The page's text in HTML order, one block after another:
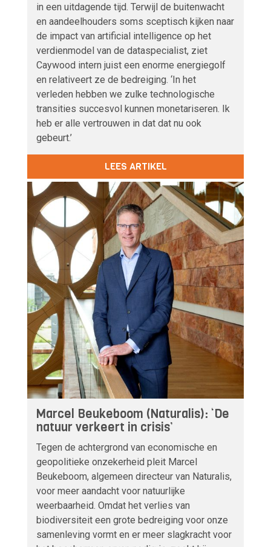
in een uitdagende tijd. Terwijl de buitenwacht
en aandeelhouders soms sceptisch kijken naar
de impact van artificial intelligence op het
verdienmodel van de dataspecialist, ziet
Caywood intern juist een enorme energiegolf
en relativeert ze de bedreiging. ‘In het
verleden hebben we zulke technologische
transities succesvol kunnen monetariseren. Ik
heb er alle vertrouwen in dat dat nu ook
gebeurt.’
LEES ARTIKEL
Marcel Beukeboom (Naturalis): ‘De
natuur verkeert in crisis’
Tegen de achtergrond van economische en
geopolitieke onzekerheid pleit Marcel
Beukeboom, algemeen directeur van Naturalis,
voor meer aandacht voor natuurlijke
weerbaarheid. Omdat het verlies van
biodiversiteit een grote bedreiging voor onze
samenleving vormt en er meer slagkracht voor